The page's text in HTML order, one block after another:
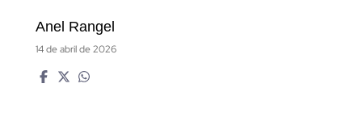
Anel Rangel
14 de abril de 2026